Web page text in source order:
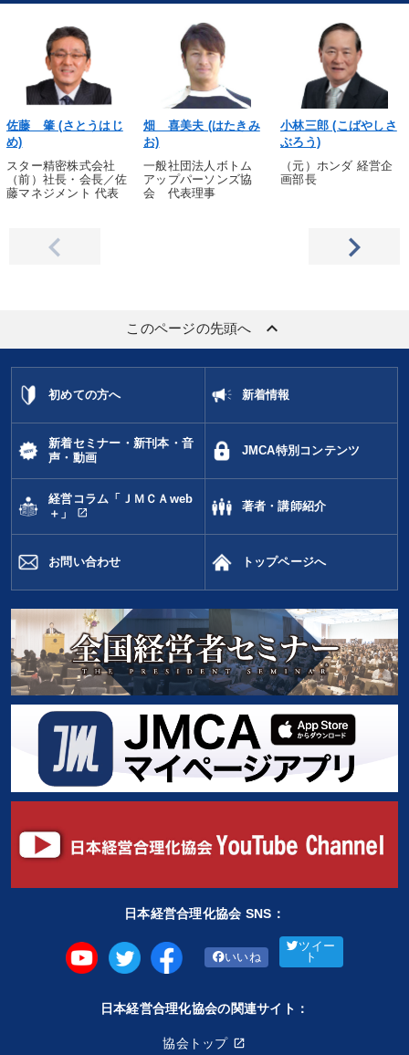
佐藤 肇 (さとうはじ
め)
スター精密株式会社
（前）社長・会長／佐
藤マネジメント 代表
畑 喜美夫 (はたきみ
お)
一般社団法人ボトム
アップパーソンズ協
会 代表理事
小林三郎 (こばやしさ
ぶろう)
（元）ホンダ 経営企
画部長
このページの先頭へ keyboard_arrow_up
初めての方へ 新着情報
新着セミナー・新刊本・音
声・動画
JMCA特別コンテンツ
経営コラム「ＪＭＣＡweb
＋」
open_in_new
著者・講師紹介
お問い合わせ トップページへ
日本経営合理化協会 SNS：
いいね
ツイー
ト
日本経営合理化協会の関連サイト：
協会トップ